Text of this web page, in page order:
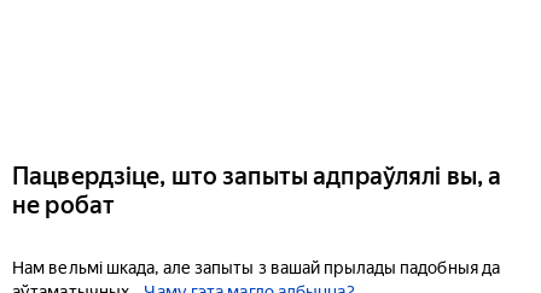
Пацвердзіце, што запыты адпраўлялі вы, а
не робат
Нам вельмі шкада, але запыты з вашай прылады падобныя да